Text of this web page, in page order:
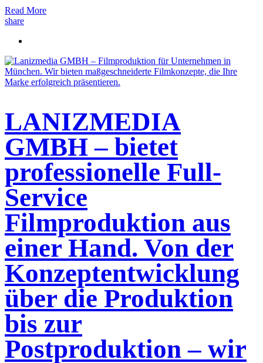
Read More
share
LANIZMEDIA
GMBH – bietet
professionelle Full-
Service
Filmproduktion aus
einer Hand. Von der
Konzeptentwicklung
über die Produktion
bis zur
Postproduktion – wir